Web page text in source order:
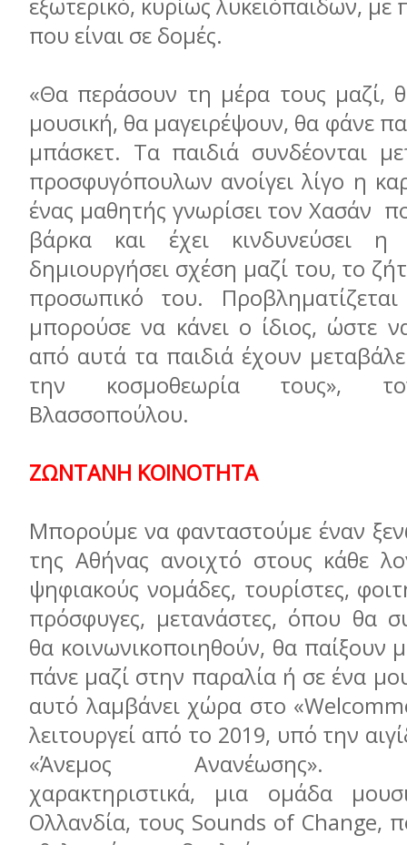
εξωτερικό, κυρίως λυκειόπαιδων,
που είναι σε δομές.
«Θα περάσουν τη μέρα τους μαζί,
μουσική, θα μαγειρέψουν, θα φάνε
μπάσκετ. Τα παιδιά συνδέονται
προσφυγόπουλων ανοίγει λίγο η
ένας μαθητής γνωρίσει τον Χασάν
βάρκα και έχει κινδυνεύσει
δημιουργήσει σχέση μαζί του, το
προσωπικό του.
μπορούσε να κάνει ο ίδιος, ώστε
από αυτά τα παιδιά έχουν
την κοσμοθεωρία τους»,
Βλασσοπούλου.
ΖΩΝΤΑΝΗ ΚΟΙΝΟΤΗΤΑ
Μπορούμε να φανταστούμε έναν
της Αθήνας ανοιχτό στους κάθε
ψηφιακούς νομάδες, τουρίστες,
πρόσφυγες, μετανάστες, όπου θα
θα κοινωνικοποιηθούν, θα παίξουν
πάνε μαζί στην παραλία ή σε ένα
αυτό λαμβάνει χώρα στο
λειτουργεί από το 2019, υπό την
«Άνεμος Ανανέωσης».
χαρακτηριστικά, μια ομάδα
Ολλανδία, τoυς Sounds of Change,